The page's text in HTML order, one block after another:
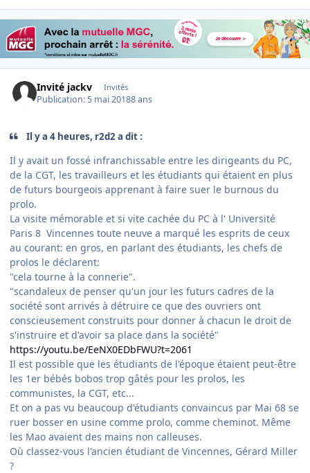
Invité jackv Invités
Publication: 5 mai 20188 ans
Il y a 4 heures, r2d2 a dit :
Il y avait un fossé infranchissable entre les dirigeants du PC,
de la CGT, les travailleurs et les étudiants qui étaient en plus
de futurs bourgeois apprenant à faire suer le burnous du
prolo.
La visite mémorable et si vite cachée du PC à l' Université
Paris 8 Vincennes toute neuve a marqué les esprits de ceux
au courant: en gros, en parlant des étudiants, les chefs de
prolos le déclarent:
"cela tourne à la connerie".
"scandaleux de penser qu'un jour les futurs cadres de la
société sont arrivés à détruire ce que des ouvriers ont
conscieusement construits pour donner à chacun le droit de
s'instruire et d'avoir sa place dans la société"
https://youtu.be/EeNX0EDbFWU?t=2061
Il est possible que les étudiants de l'époque étaient peut-être
les 1er bébés bobos trop gâtés pour les prolos, les
communistes, la CGT, etc...
Et on a pas vu beaucoup d'étudiants convaincus par Mai 68 se
ruer bosser en usine comme prolo, comme cheminot. Même
les Mao avaient des mains non calleuses.
Où classez-vous l'ancien étudiant de Vincennes, Gérard Miller
?